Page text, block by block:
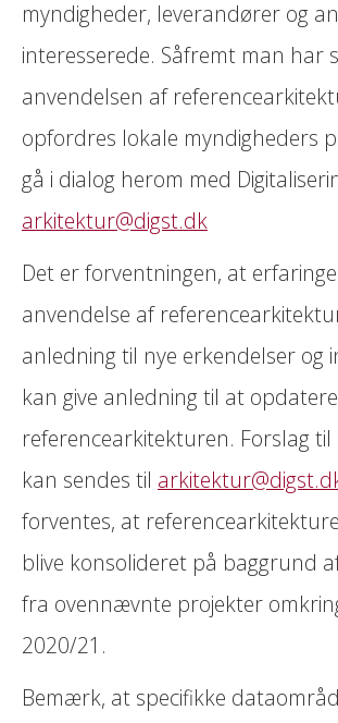
myndigheder, leverandører og
interesserede. Såfremt man har
anvendelsen af
opfordres lokale myndigheders
gå i dialog herom med
arkitektur@digst.dk
Det er forventningen, at
anvendelse af
anledning til nye erkendelser og
kan give anledning til at opdatere
referencearkitekturen. Forslag
kan sendes til
forventes, at
blive konsolideret på baggrund
fra ovennævnte projekter
2020/21.
Bemærk, at specifikke